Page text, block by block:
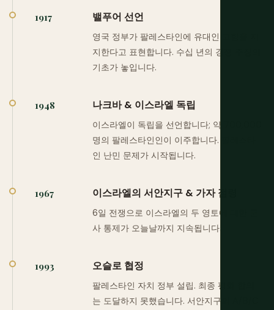
1917 밸푸어 선언
영국 정부가 팔레스타인에 유대인 고향을 지
지한다고 표현합니다. 수십 년의 경쟁 주장의
기초가 놓입니다.
1948 나크바 & 이스라엘 독립
이스라엘이 독립을 선언합니다; 약 700,000
명의 팔레스타인인이 이주합니다. 팔레스타
인 난민 문제가 시작됩니다.
1967 이스라엘의 서안지구 & 가자 점령
6일 전쟁으로 이스라엘의 두 영토에 대한 군
사 통제가 오늘날까지 지속됩니다.
1993 오슬로 협정
팔레스타인 자치 정부 설립. 최종 평화 합의
는 도달하지 못했습니다. 서안지구의 A/B/C